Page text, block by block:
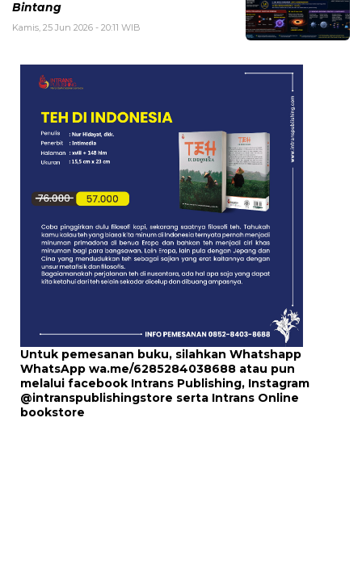
Bintang
Kamis, 25 Jun 2026 - 20:11 WIB
Untuk pemesanan buku, silahkan Whatshapp
WhatsApp wa.me/6285284038688 atau pun
melalui facebook Intrans Publishing, Instagram
@intranspublishingstore serta Intrans Online
bookstore